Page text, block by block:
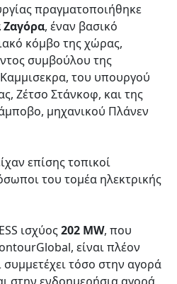
πραγματοποιήθηκε
Ζαγόρα, έναν βασικό
κόμβο της χώρας,
συμβούλου της
του υπουργού
Ζέτσο Στάνκοφ, και της
μηχανικού Πλάνεν
επίσης τοπικοί
του τομέα ηλεκτρικής
ισχύος202 MW, που
είναι πλέον
τόσο στην αγορά